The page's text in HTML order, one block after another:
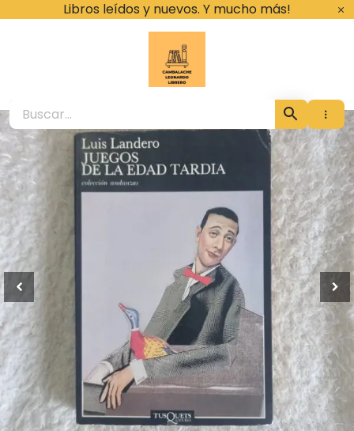
Libros leídos y nuevos. Y mucho más!
Cambalache